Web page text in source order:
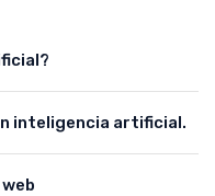
inteligencia artificial.